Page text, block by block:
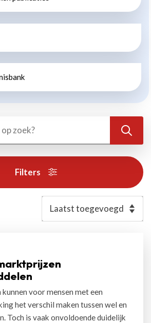
Filters
voor mensen met een
het verschil maken tussen wel en
Toch is vaak onvoldoende duidelijk